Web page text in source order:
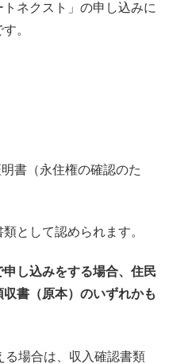
ネクスト」の申し込みに
。
書（永住権の確認のた
として認められます。
し込みをする場合、住民
書（原本）のいずれかも
る場合は、収入確認書類